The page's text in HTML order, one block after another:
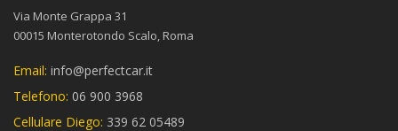
Via Monte Grappa 31
00015 Monterotondo Scalo, Roma
Email: info@perfectcar.it
Telefono: 06 900 3968
Cellulare Diego: 339 62 05489